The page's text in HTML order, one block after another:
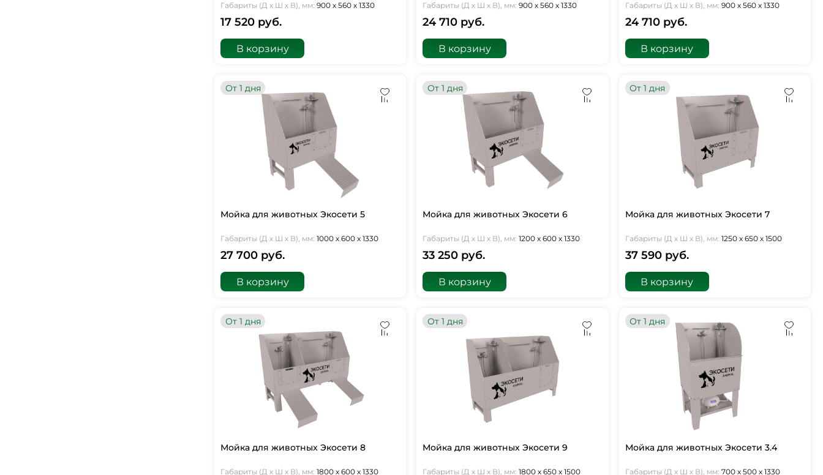
Габариты (Д х Ш х В), мм: 900 х 560 х 1330
17 520 руб.
В корзину
Габариты (Д х Ш х В), мм: 900 х 560 х 1330
24 710 руб.
В корзину
Габариты (Д х Ш х В), мм: 900 х 560 х 1330
24 710 руб.
В корзину
От 1 дня
Мойка для животных Экосети 5
Габариты (Д х Ш х В), мм: 1000 х 600 х 1330
27 700 руб.
В корзину
От 1 дня
Мойка для животных Экосети 6
Габариты (Д х Ш х В), мм: 1200 х 600 х 1330
33 250 руб.
В корзину
От 1 дня
Мойка для животных Экосети 7
Габариты (Д х Ш х В), мм: 1250 х 650 х 1500
37 590 руб.
В корзину
От 1 дня
Мойка для животных Экосети 8
Габариты (Д х Ш х В), мм: 1800 х 600 х 1330
От 1 дня
Мойка для животных Экосети 9
Габариты (Д х Ш х В), мм: 1800 х 650 х 1500
От 1 дня
Мойка для животных Экосети 3.4
Габариты (Д х Ш х В), мм: 700 х 500 х 1330